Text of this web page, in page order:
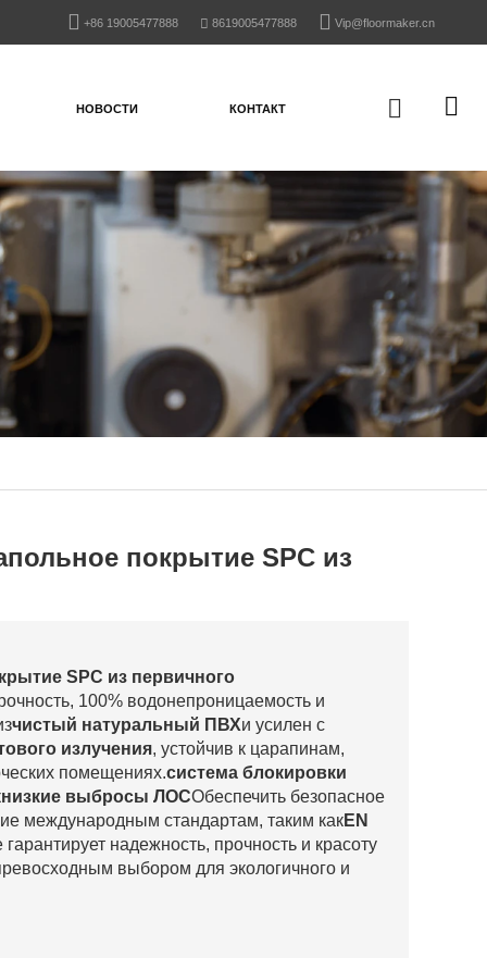
+86 19005477888 8619005477888 Vip@floormaker.cn
НОВОСТИ КОНТАКТ
покрытие SPC из
SPC из первичного
100% водонепроницаемость и
чистый натуральный ПВХи усилен с
излучения, устойчив к царапинам,
помещениях.система блокировки
низкие выбросы ЛОСОбеспечить безопасное
международным стандартам, таким какEN
надежность, прочность и красоту
выбором для экологичного и